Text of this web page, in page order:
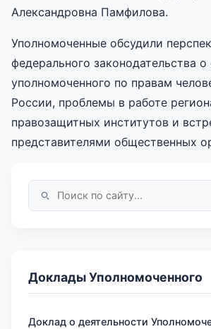
Александровна Памфилова.
Уполномоченные обсудили
федерального законодательства о
уполномоченного по правам
России, проблемы в работе
правозащитных институтов и
представителями общественных
Доклады Уполномоченного
Доклад о деятельности